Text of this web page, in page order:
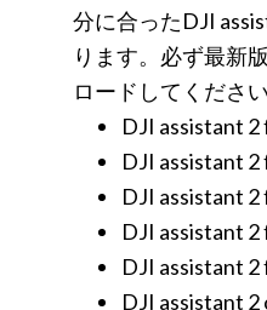
分に合ったDJI
ります。必ず最新
ロードしてくださ
DJI assistant
DJI assistant
DJI assistant
DJI assistant
DJI assistant
DJI assistant